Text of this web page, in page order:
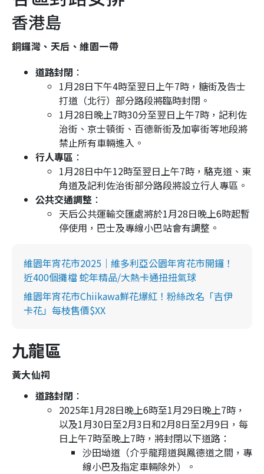
香港島
銅鑼灣、天后、維園一帶
道路封閉 ：
1月28日下午4時至翌日上午7時，糖街及告士
打道（北行）部分路段將臨時封閉。
1月28日晚上7時30分至翌日上午7時，記利佐
治街、京士頓街、百德新街及加寧街等地段將
禁止所有車輛進入。
行人專區 ：
1月28日中午12時至翌日上午7時，駱克道、東
角道及記利佐治街部分路段將設立行人專區。
公共交通調整 ：
天后公共運輸交匯處將於1月28日晚上6時起暫
停使用，巴士及專線小巴站會有調整。
維園年宵花市2025｜維多利亞公園年宵花市開鑼！
近400個攤檔 蛇年精品/大熱卡通扭扭氣球
維園年宵花市Chiikawa鮮花爆紅！粉絲改名「吉伊
卡花」每枝售價$XX
九龍區
黃大仙祠
道路封閉 ：
2025年1月28日晚上6時至1月29日晚上7時，
以及1月30日至2月3日和2月8日至2月9日，每
日上午7時至晚上7時，將封閉以下道路：
沙田坳道（介乎龍翔道與鳳德道之間，專
線小巴及指定車輛除外）。